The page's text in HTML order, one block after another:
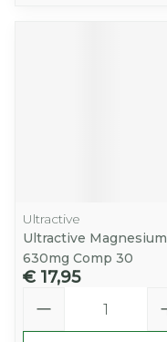
Ultractive
Ultractive Magnesium
630mg Comp 30
€ 17,95